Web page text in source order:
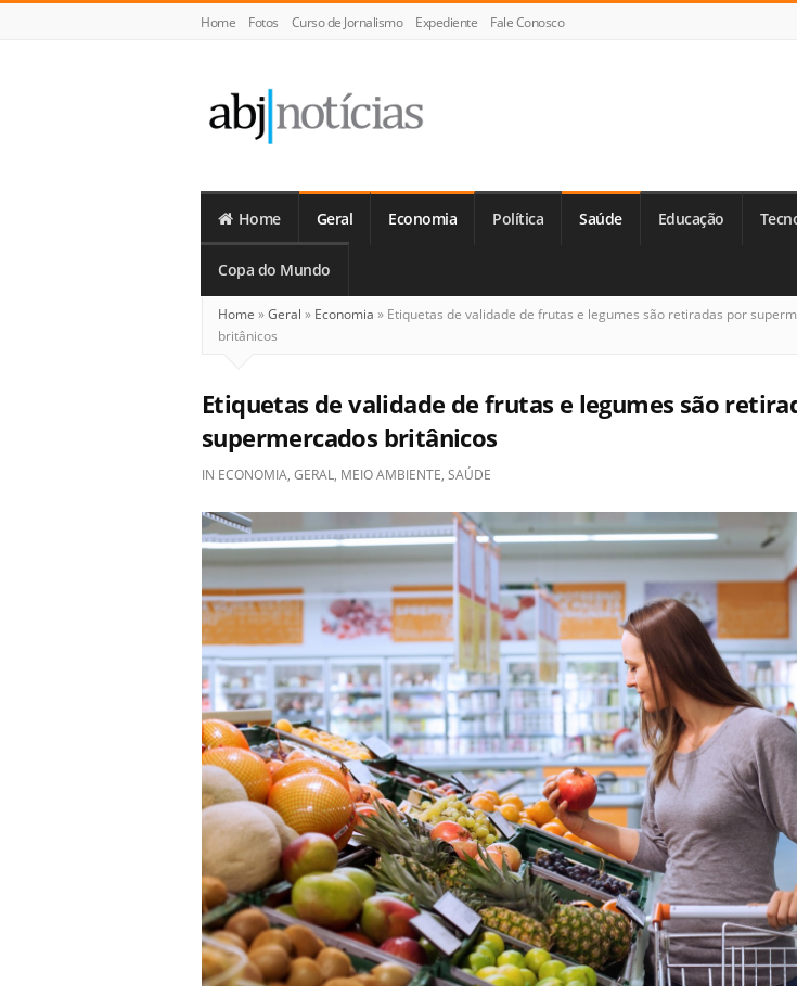
Home Fotos Curso de Jornalismo Expediente Fale Conosco
Notícias
Home Geral Economia Política Saúde Educação
Copa do Mundo
Home »Geral » Economia » Etiquetas de validade de frutas e legumes são retiradas por
britânicos
Etiquetas de validade de frutas e legumes são
supermercados britânicos
IN ECONOMIA, GERAL, MEIO AMBIENTE, SAÚDE